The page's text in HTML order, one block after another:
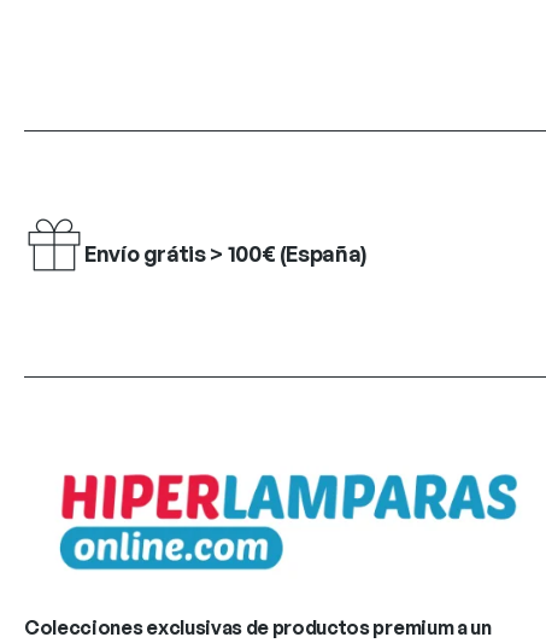
Envío grátis > 100€ (España)
Colecciones exclusivas de productos premium a un